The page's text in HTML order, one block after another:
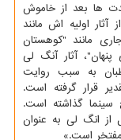
ها بعد از خاموش
اولیه اش مانند
مانند "کوهستان
آثار آنگ لی
به سبب روایت
قرار گرفته است.
سینما گذاشته است.
از انگ لی به عنوان
است.»